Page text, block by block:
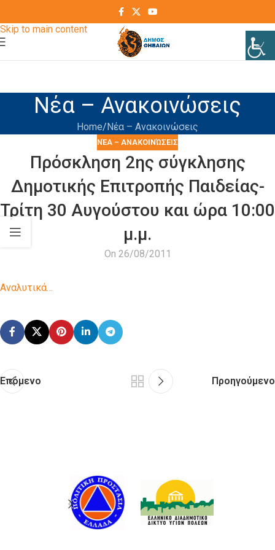
Skip to main content
Νέα – Ανακοινώσεις
Home Νέα – Ανακοινώσεις
ΝΈΑ – ΑΝΑΚΟΙΝΏΣΕΙΣ
Πρόσκληση 2ης σύγκλησης
Δημοτικής Επιτροπής Παιδείας-
Τρίτη 30 Αυγούστου και ώρα 10:00
μ.μ.
On 26/08/2011
Αναλυτικά…
Επόμενο Προηγούμενο